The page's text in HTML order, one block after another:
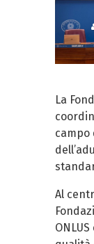
La
campo
Al